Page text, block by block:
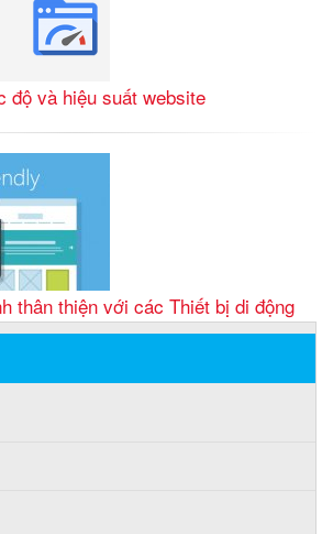
độ và hiệu suất website
thân thiện với các Thiết bị di động